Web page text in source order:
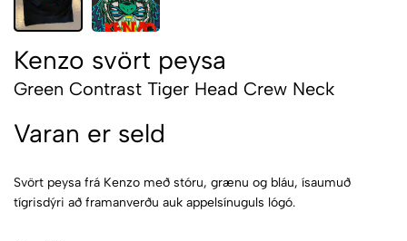
Kenzo svört peysa
Green Contrast Tiger Head Crew Neck
Varan er seld
Svört peysa frá Kenzo með stóru, grænu og bláu, ísaumuð
tígrisdýri að framanverðu auk appelsínuguls lógó.